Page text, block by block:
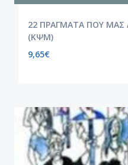
22 ΠΡΑΓΜΑΤΑ ΠΟΥ ΜΑΣ
(ΚΨΜ)
9,65€